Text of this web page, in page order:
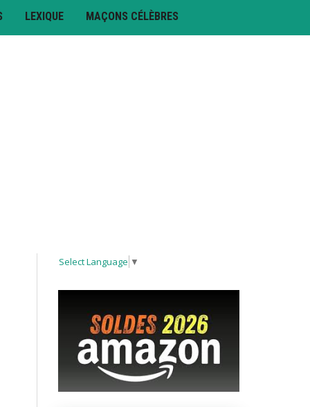
LEXIQUE MAÇONS CÉLÈBRES
Select Language ▼